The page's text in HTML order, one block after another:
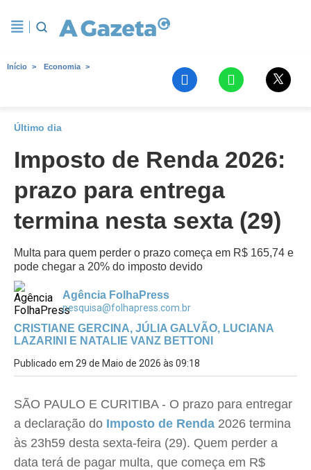
Início Economia
Último dia
Imposto de Renda 2026:
prazo para entrega
termina nesta sexta (29)
Multa para quem perder o prazo começa em R$ 165,74 e
pode chegar a 20% do imposto devido
Agência FolhaPress
pesquisa@folhapress.com.br
CRISTIANE GERCINA, JÚLIA GALVÃO, LUCIANA
LAZARINI E NATALIE VANZ BETTONI
Publicado em 29 de Maio de 2026 às 09:18
SÃO PAULO E CURITIBA - O prazo para entregar
a declaração do Imposto de Renda 2026 termina
às 23h59 desta sexta-feira (29). Quem perder a
data terá de pagar multa, que começa em R$